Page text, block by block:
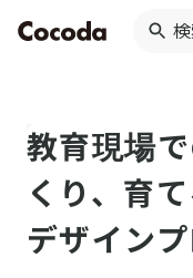
教育現場
くり、育
デザイン